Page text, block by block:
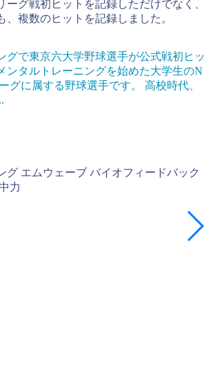
ーグ戦初ヒットを記録しただけでなく、
、複数のヒットを記録しました。
グで東京六大学野球選手が公式戦初ヒッ
ンタルトレーニングを始めた大学生のN
グに属する野球選手です。 高校時代、
グ エムウェーブ バイオフィードバック
力